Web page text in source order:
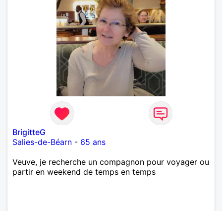
BrigitteG
Salies-de-Béarn - 65 ans
Veuve, je recherche un compagnon pour voyager ou
partir en weekend de temps en temps